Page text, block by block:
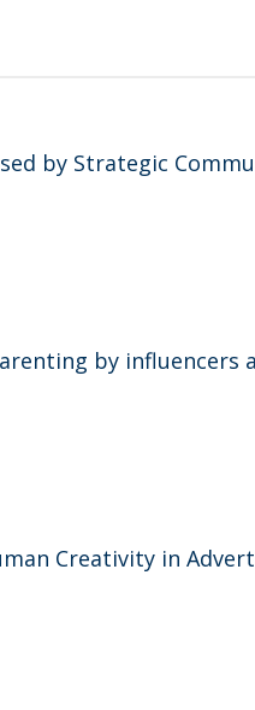
by Strategic
by influencers
Creativity in